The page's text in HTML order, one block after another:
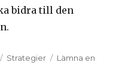
bidra till den
Kategorier
Strategier
Lämna en